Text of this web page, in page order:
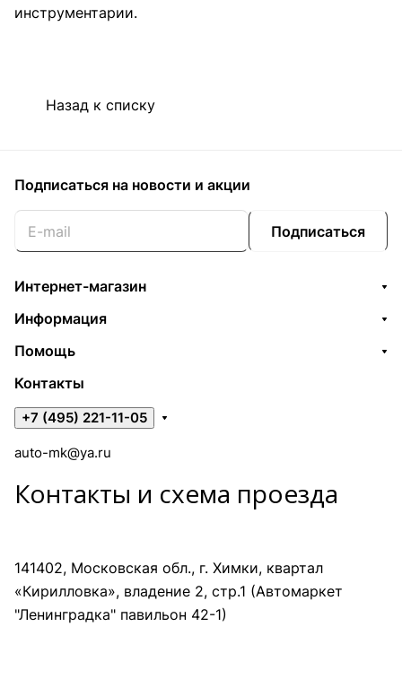
инструментарии.
Назад к списку
Подписаться на новости и акции
Подписаться
Интернет-магазин
Информация
Помощь
Контакты
+7 (495) 221-11-05
auto-mk@ya.ru
Контакты и схема проезда
141402, Московская обл., г. Химки, квартал
«Кирилловка», владение 2, стр.1 (Автомаркет
"Ленинградка" павильон 42-1)